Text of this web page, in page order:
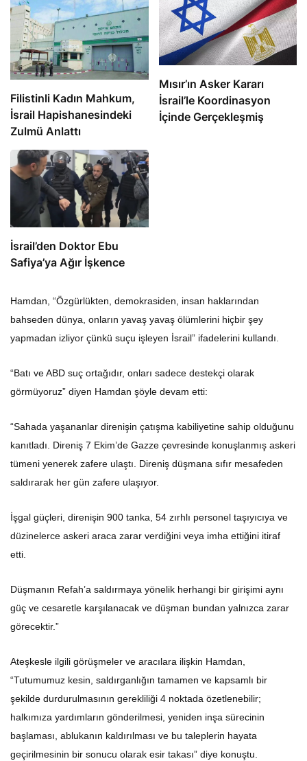
Filistinli Kadın Mahkum,
İsrail Hapishanesindeki
Zulmü Anlattı
Mısır’ın Asker Kararı
İsrail’le Koordinasyon
İçinde Gerçekleşmiş
İsrail’den Doktor Ebu
Safiya’ya Ağır İşkence
Hamdan, “Özgürlükten, demokrasiden, insan haklarından
bahseden dünya, onların yavaş yavaş ölümlerini hiçbir şey
yapmadan izliyor çünkü suçu işleyen İsrail” ifadelerini kullandı.
“Batı ve ABD suç ortağıdır, onları sadece destekçi olarak
görmüyoruz” diyen Hamdan şöyle devam etti:
“Sahada yaşananlar direnişin çatışma kabiliyetine sahip olduğunu
kanıtladı. Direniş 7 Ekim’de Gazze çevresinde konuşlanmış askeri
tümeni yenerek zafere ulaştı. Direniş düşmana sıfır mesafeden
saldırarak her gün zafere ulaşıyor.
İşgal güçleri, direnişin 900 tanka, 54 zırhlı personel taşıyıcıya ve
düzinelerce askeri araca zarar verdiğini veya imha ettiğini itiraf
etti.
Düşmanın Refah’a saldırmaya yönelik herhangi bir girişimi aynı
güç ve cesaretle karşılanacak ve düşman bundan yalnızca zarar
görecektir.”
Ateşkesle ilgili görüşmeler ve aracılara ilişkin Hamdan,
“Tutumumuz kesin, saldırganlığın tamamen ve kapsamlı bir
şekilde durdurulmasının gerekliliği 4 noktada özetlenebilir;
halkımıza yardımların gönderilmesi, yeniden inşa sürecinin
başlaması, ablukanın kaldırılması ve bu taleplerin hayata
geçirilmesinin bir sonucu olarak esir takası” diye konuştu.